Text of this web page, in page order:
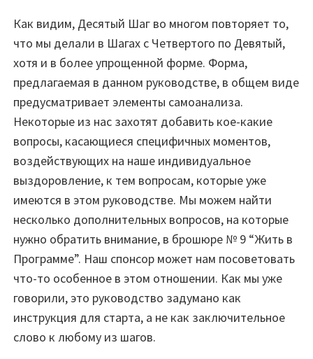
Как видим, Десятый Шаг во многом повторяет то,
что мы делали в Шагах с Четвертого по Девятый,
хотя и в более упрощенной форме. Форма,
предлагаемая в данном руководстве, в общем виде
предусматривает элементы самоанализа.
Некоторые из нас захотят добавить кое-какие
вопросы, касающиеся специфичных моментов,
воздействующих на наше индивидуальное
выздоровление, к тем вопросам, которые уже
имеются в этом руководстве. Мы можем найти
несколько дополнительных вопросов, на которые
нужно обратить внимание, в брошюре № 9 “Жить в
Программе”. Наш спонсор может нам посоветовать
что-то особенное в этом отношении. Как мы уже
говорили, это руководство задумано как
инструкция для старта, а не как заключительное
слово к любому из шагов.